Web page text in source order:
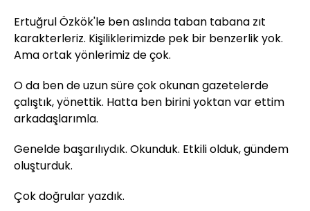
Ertuğrul Özkök'le ben aslında taban tabana zıt
karakterleriz. Kişiliklerimizde pek bir benzerlik yok.
Ama ortak yönlerimiz de çok.
O da ben de uzun süre çok okunan gazetelerde
çalıştık, yönettik. Hatta ben birini yoktan var ettim
arkadaşlarımla.
Genelde başarılıydık. Okunduk. Etkili olduk, gündem
oluşturduk.
Çok doğrular yazdık.